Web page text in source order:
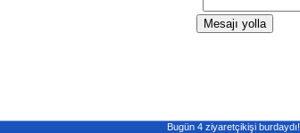
Bugün 4 ziyaretçikişi burdaydı!